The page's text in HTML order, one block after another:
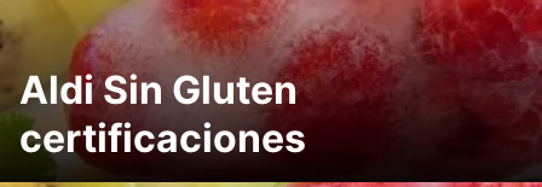
Aldi Sin Gluten
certificaciones